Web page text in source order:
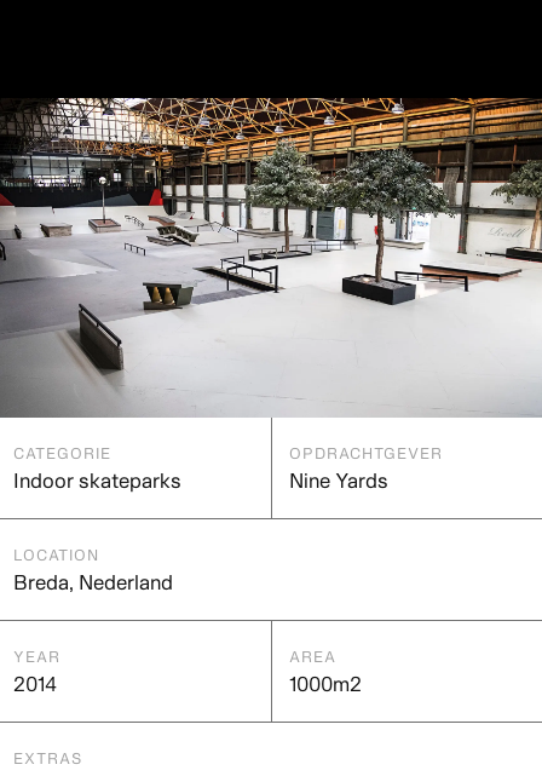
CATEGORIE
Indoor skateparks
OPDRACHTGEVER
Nine Yards
LOCATION
Breda, Nederland
YEAR
2014
AREA
1000m2
EXTRAS